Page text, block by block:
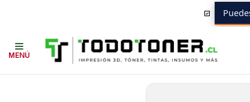
MENÚ
SAMSUNG Equipos